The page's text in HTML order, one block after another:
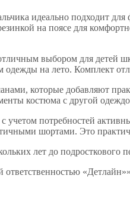
идеально подходит
на поясе для
выбором для детей
одежды на лето. Комплект
которые добавляют
костюма с другой
учетом потребностей
шортами. Это
лет до
ответственностью